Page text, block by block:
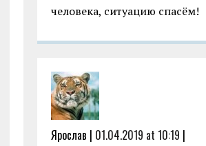
человека, ситуацию спасём!
Ярослав | 01.04.2019 at 10:19 |